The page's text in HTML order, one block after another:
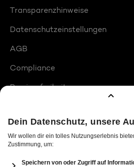
Transparenzhinweise
Datenschutzeinstellungen
AGB
Compliance
Barrierefreiheit